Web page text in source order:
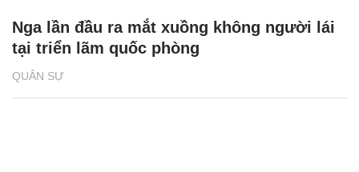
QUÂN SỰ
Nga lần đầu ra mắt xuồng không người lái
tại triển lãm quốc phòng